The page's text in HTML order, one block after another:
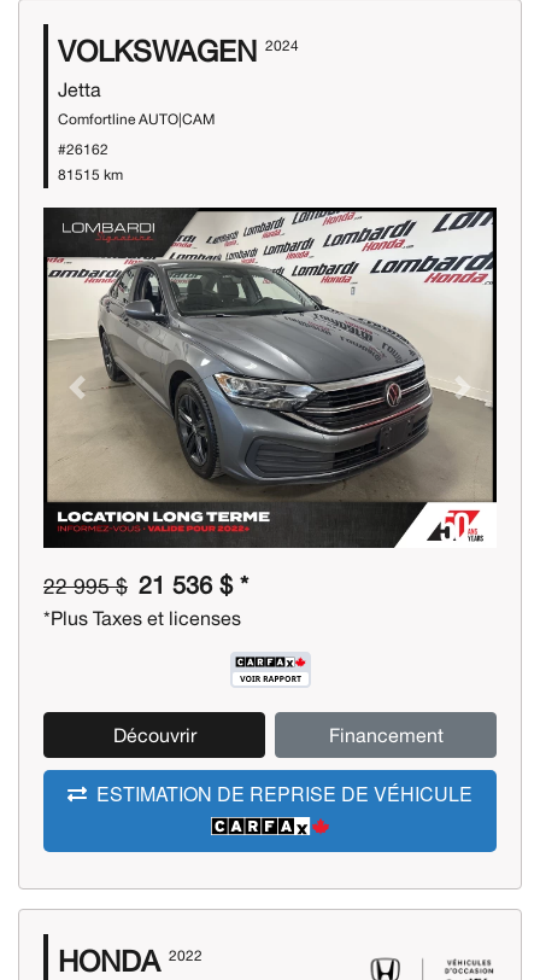
VOLKSWAGEN 2024
Jetta
Comfortline AUTO|CAM
#26162
81515 km
Previous Next
22 995 $ 21 536 $ *
*Plus Taxes et licenses
Découvrir Financement
ESTIMATION DE REPRISE DE VÉHICULE
HONDA 2022